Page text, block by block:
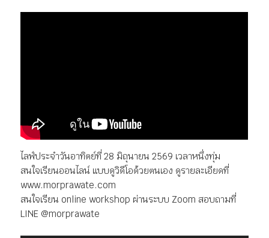
ไลฟ์ประจำวันอาทิตย์ที่ 28 มิถุนายน 2569 เวลาหนึ่งทุ่ม
สนใจเรียนออนไลน์ แบบดูวิดีโอด้วยตนเอง ดูรายละเอียดที่
www.morprawate.com
สนใจเรียน online workshop ผ่านระบบ Zoom สอบถามที่
LINE @morprawate